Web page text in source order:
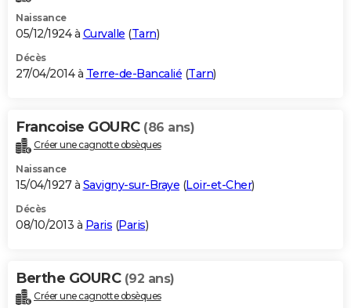
Naissance
05/12/1924 à Curvalle (Tarn)
Décès
27/04/2014 à Terre-de-Bancalié (Tarn)
Francoise GOURC (86 ans)
Créer une cagnotte obsèques
Naissance
15/04/1927 à Savigny-sur-Braye (Loir-et-Cher)
Décès
08/10/2013 à Paris (Paris)
Berthe GOURC (92 ans)
Créer une cagnotte obsèques